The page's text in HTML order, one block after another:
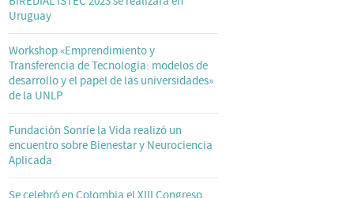
Uruguay
Workshop «Emprendimiento y
Transferencia de Tecnología: modelos de
desarrollo y el papel de las universidades»
de la UNLP
Fundación Sonríe la Vida realizó un
encuentro sobre Bienestar y Neurociencia
Aplicada